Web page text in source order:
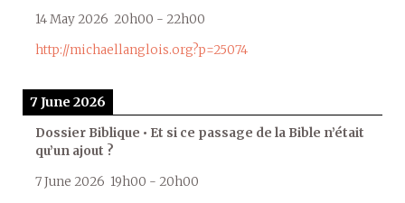
14 May 2026 20h00 - 22h00
http://michaellanglois.org?p=25074
7 June 2026
Dossier Biblique • Et si ce passage de la Bible n’était
qu’un ajout ?
7 June 2026 19h00 - 20h00